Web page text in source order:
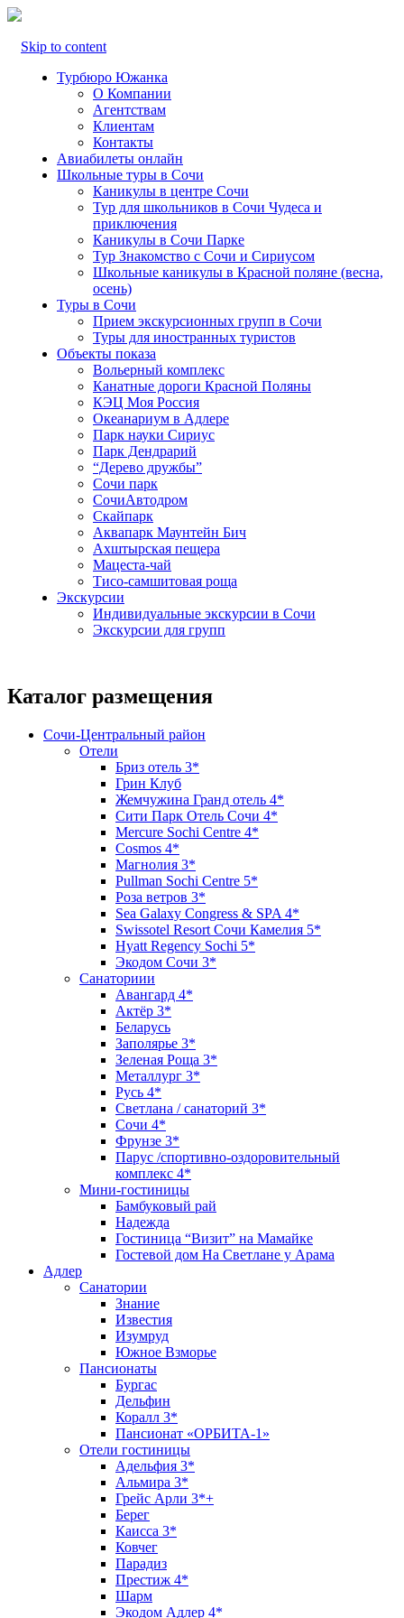
Skip to content
Турбюро Южанка
О Компании
Агентствам
Клиентам
Контакты
Авиабилеты онлайн
Школьные туры в Сочи
Каникулы в центре Сочи
Тур для школьников в Сочи Чудеса и
приключения
Каникулы в Сочи Парке
Тур Знакомство с Сочи и Сириусом
Школьные каникулы в Красной поляне (весна,
осень)
Туры в Сочи
Прием экскурсионных групп в Сочи
Туры для иностранных туристов
Объекты показа
Вольерный комплекс
Канатные дороги Красной Поляны
КЭЦ Моя Россия
Океанариум в Адлере
Парк науки Сириус
Парк Дендрарий
“Дерево дружбы”
Сочи парк
СочиАвтодром
Скайпарк
Аквапарк Маунтейн Бич
Ахштырская пещера
Мацеста-чай
Тисо-самшитовая роща
Экскурсии
Индивидуальные экскурсии в Сочи
Экскурсии для групп
Каталог размещения
Сочи-Центральный район
Отели
Бриз отель 3*
Грин Клуб
Жемчужина Гранд отель 4*
Сити Парк Отель Сочи 4*
Mercure Sochi Centre 4*
Cosmos 4*
Магнолия 3*
Pullman Sochi Сеntre 5*
Роза ветров 3*
Sea Galaxy Congress & SPA 4*
Swissotel Resort Сочи Камелия 5*
Hyatt Regency Sochi 5*
Экодом Сочи 3*
Санаториии
Авангард 4*
Актёр 3*
Беларусь
Заполярье 3*
Зеленая Роща 3*
Металлург 3*
Русь 4*
Светлана / санаторий 3*
Сочи 4*
Фрунзе 3*
Парус /спортивно-оздоровительный
комплекс 4*
Мини-гостиницы
Бамбуковый рай
Надежда
Гостиница “Визит” на Мамайке
Гостевой дом На Светлане у Арама
Адлер
Санатории
Знание
Известия
Изумруд
Южное Взморье
Пансионаты
Бургас
Дельфин
Коралл 3*
Пансионат «ОРБИТА-1»
Отели гостиницы
Адельфия 3*
Альмира 3*
Грейс Арли 3*+
Берег
Каисса 3*
Ковчег
Парадиз
Престиж 4*
Шарм
Экодом Адлер 4*